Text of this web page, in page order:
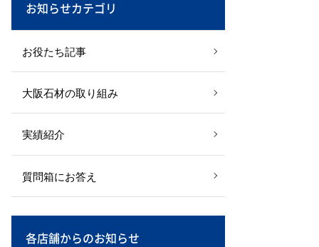
お知らせカテゴリ
お役たち記事
大阪石材の取り組み
実績紹介
質問箱にお答え
各店舗からのお知らせ